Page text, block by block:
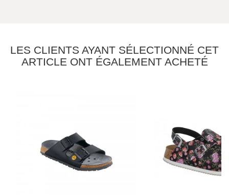
LES CLIENTS AYANT SÉLECTIONNÉ CET
ARTICLE ONT ÉGALEMENT ACHETÉ